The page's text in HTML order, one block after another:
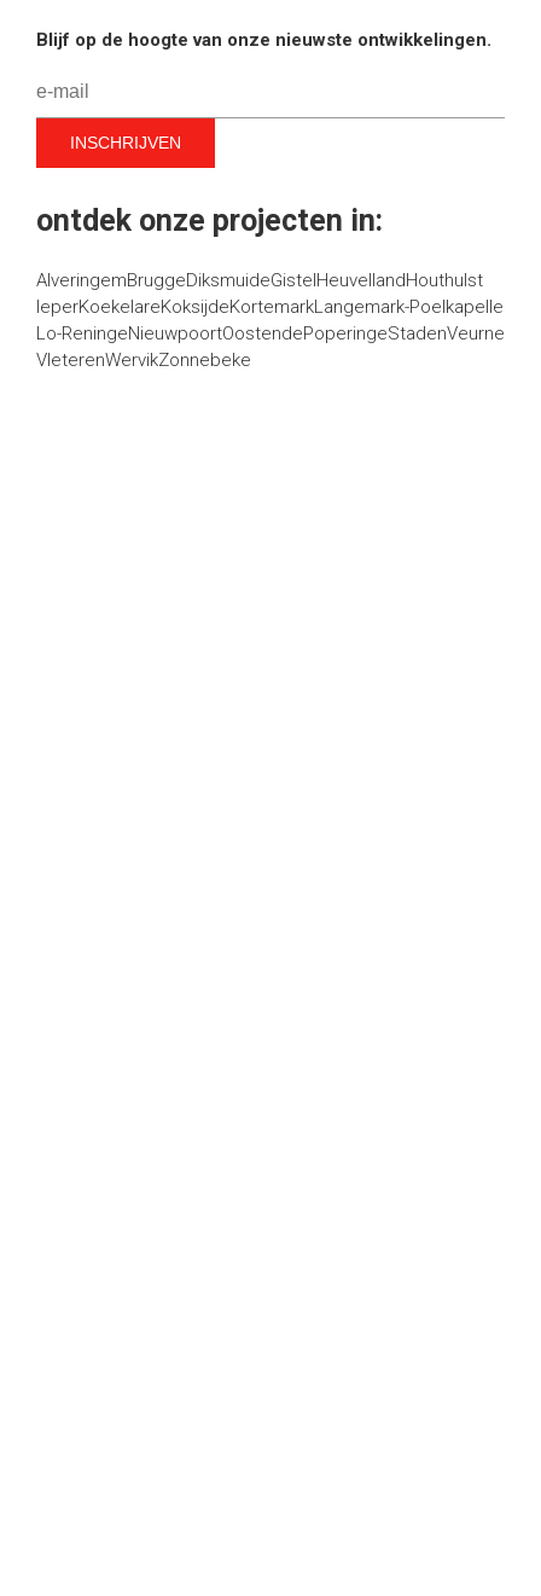
Blijf op de hoogte van onze nieuwste ontwikkelingen.
ontdek onze projecten in:
AlveringemBruggeDiksmuideGistelHeuvellandHouthulst
IeperKoekelareKoksijdeKortemarkLangemark-Poelkapelle
Lo-ReningeNieuwpoortOostendePoperingeStadenVeurne
VleterenWervikZonnebeke